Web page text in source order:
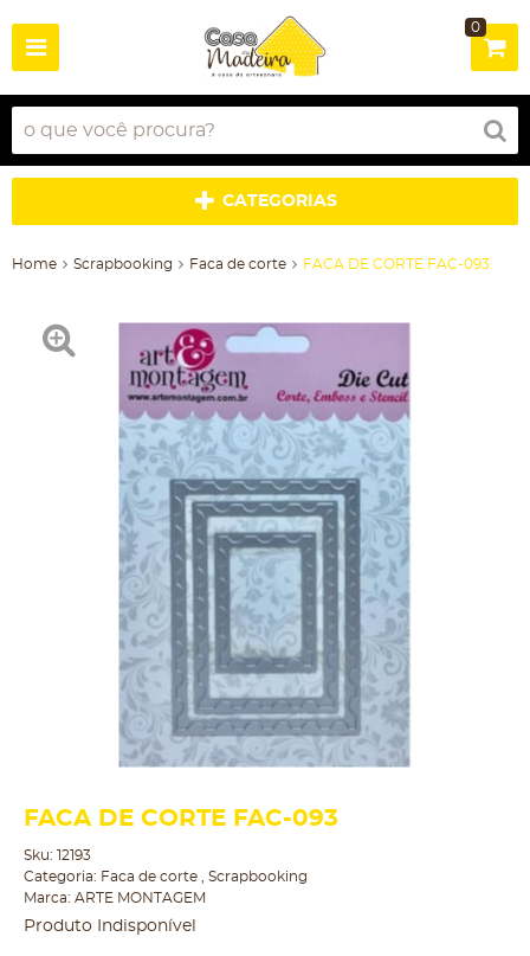
0
CATEGORIAS
Home Scrapbooking Faca de corte FACA DE CORTE FAC-093
FACA DE CORTE FAC-093
Sku: 12193
Categoria: Faca de corte
Scrapbooking
Marca: ARTE MONTAGEM
Produto Indisponível